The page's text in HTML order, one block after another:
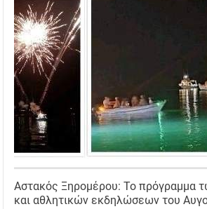
Αστακός Ξηρομέρου: Το πρόγραμμα
και αθλητικών εκδηλώσεων του